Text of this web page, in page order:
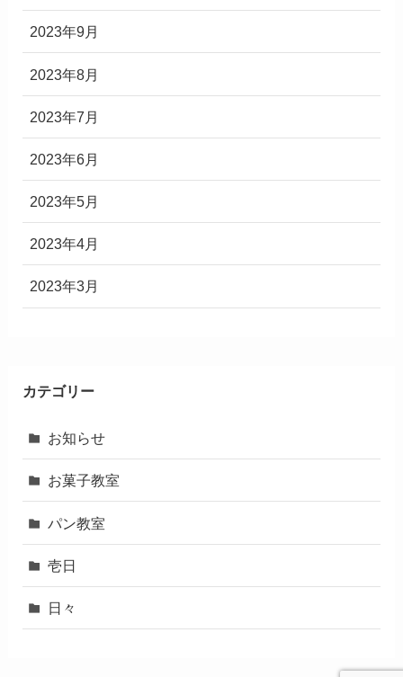
2023年9月
2023年8月
2023年7月
2023年6月
2023年5月
2023年4月
2023年3月
カテゴリー
お知らせ
お菓子教室
パン教室
壱日
日々